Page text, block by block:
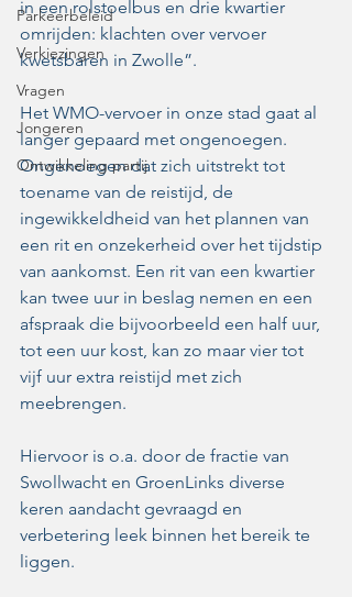
Parkeerbeleid
Verkiezingen
Vragen
Jongeren
Ontwikkeling partij
in een rolstoelbus en drie kwartier
omrijden: klachten over vervoer
kwetsbaren in Zwolle”.
Het WMO-vervoer in onze stad gaat al
langer gepaard met ongenoegen.
Ongenoegen dat zich uitstrekt tot
toename van de reistijd, de
ingewikkeldheid van het plannen van
een rit en onzekerheid over het tijdstip
van aankomst. Een rit van een kwartier
kan twee uur in beslag nemen en een
afspraak die bijvoorbeeld een half uur,
tot een uur kost, kan zo maar vier tot
vijf uur extra reistijd met zich
meebrengen.
Hiervoor is o.a. door de fractie van
Swollwacht en GroenLinks diverse
keren aandacht gevraagd en
verbetering leek binnen het bereik te
liggen.